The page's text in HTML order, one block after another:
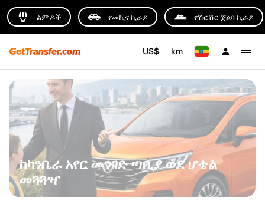
ልምዶች የመኪና ኪራይ የሽርሽር ጀልባ ኪራይ
US$ km
ከካንቤራ አየር መንገድ ጣቢያ ወደ ሆቴል
መጓጓዣ